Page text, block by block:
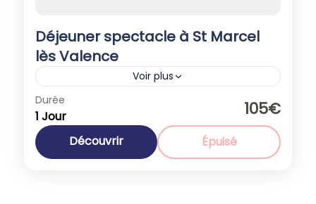
Déjeuner spectacle à St Marcel
lès Valence
Voir plus
Europe
1-40 People
Durée
1 Jour 105€
Découvrir Épuisé